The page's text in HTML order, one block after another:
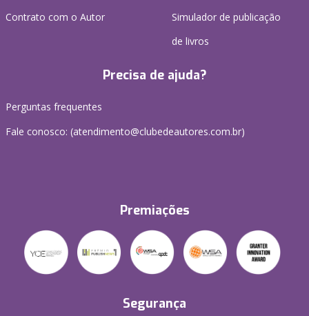
Contrato com o Autor
Simulador de publicação
de livros
Precisa de ajuda?
Perguntas frequentes
Fale conosco: (atendimento@clubedeautores.com.br)
Premiações
Segurança